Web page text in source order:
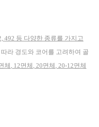
492 등 다양한 종류를 가지고
라 경도와 코어를 고려하여 골
체 , 12면체 , 20면체 , 20-12면체